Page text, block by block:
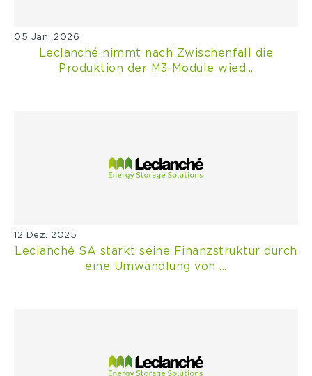
05 Jan. 2026
Leclanché nimmt nach Zwischenfall die
Produktion der M3-Module wied...
12 Dez. 2025
Leclanché SA stärkt seine Finanzstruktur durch
eine Umwandlung von ...